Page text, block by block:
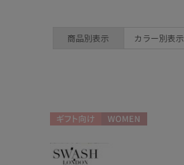
ブランド
FLO(A)TUS
FURLA
商品別表示 カラー別表示